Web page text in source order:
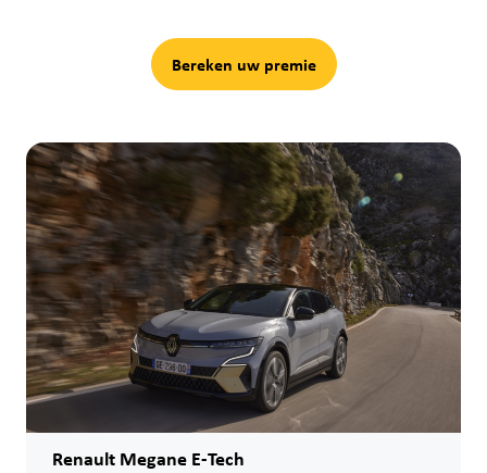
Bereken uw premie
Renault Megane E-Tech